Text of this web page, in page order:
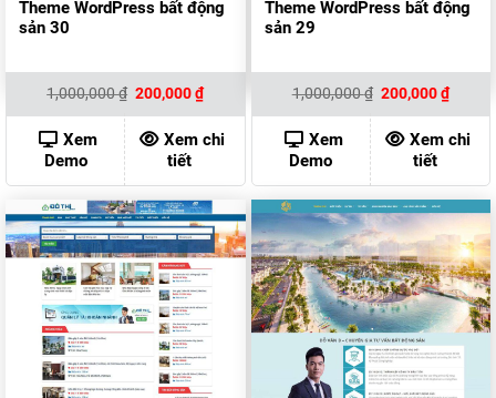
Theme WordPress bất động
sản 30
1,000,000₫ Giá
là:
1,000,000 ₫.
200,000₫Giá
hiện
tại
là:
200,000 ₫.
Xem
Demo
Xem chi
tiết
Theme WordPress bất động
sản 29
1,000,000₫ Giá
là:
1,000,000 ₫.
200,000₫Giá
hiện
tại
là:
Xem
Demo
Xem chi
tiết